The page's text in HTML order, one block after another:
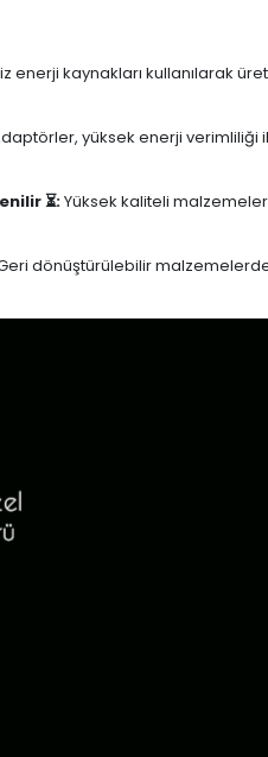
enerji kaynakları kullanılarak
yüksek enerji verimliliği
⏳:Yüksek kaliteli
dönüştürülebilir